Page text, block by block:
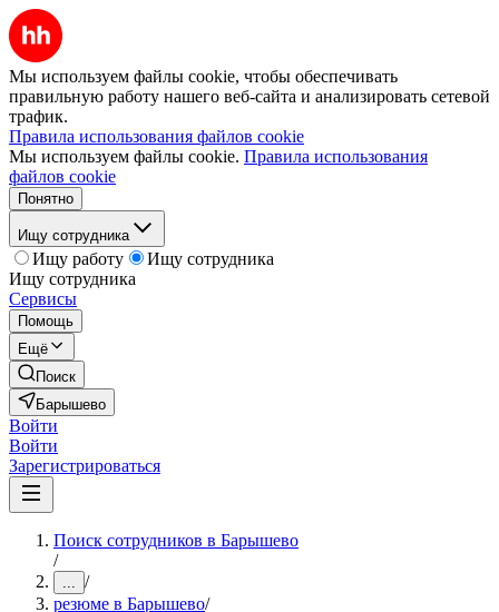
Мы используем файлы cookie, чтобы обеспечивать
правильную работу нашего веб-сайта и анализировать сетевой
трафик.
Правила использования файлов cookie
Мы используем файлы cookie. Правила использования
файлов cookie
Понятно
Ищу сотрудника
Ищу работу
Ищу сотрудника
Ищу сотрудника
Сервисы
Помощь
Ещё
Поиск
Барышево
Войти
Войти
Зарегистрироваться
Поиск сотрудников в Барышево
/
... /
резюме в Барышево/